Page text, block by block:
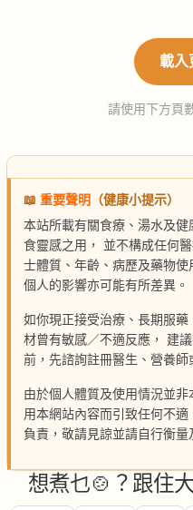
載入
請使用下方頁
📖 重要聲明
（健康小提示）
本站所載有關食療、湯水及
食靈感之用， 並不構成任何
士體質、年齡、病歷及藥物
個人的影響亦可能有所差異。
如你現正接受治療、長期服
材曾有敏感／不適反應， 建
前，先諮詢註冊醫生、營養師
由於個人體質及使用情況並
用本網站內容而引致任何不
負責，敬請見諒並請自行衡量
想煮乜🍲？跟住